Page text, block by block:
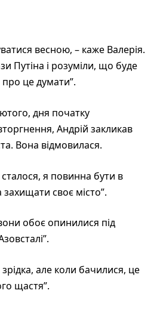
весною, – каже Валерія.
Путіна і розуміли, що буде
про це думати”.
дня початку
Андрій закликав
Вона відмовилася.
я повинна бути в
своє місто”.
обоє опинилися під
але коли бачилися, це
щастя”.